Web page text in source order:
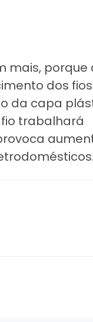
mais, porque
dos
da capa
trabalhará